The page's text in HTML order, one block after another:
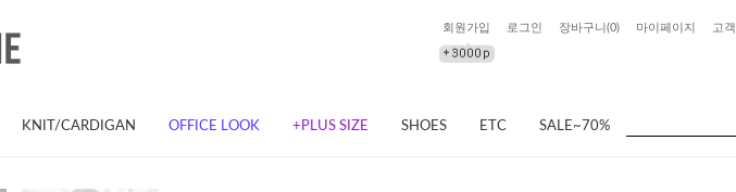
회원가입 로그인 장바구니(0) 마이페이지 고
KNIT/CARDIGAN OFFICE LOOK +PLUS SIZE SHOES ETC SALE~70%